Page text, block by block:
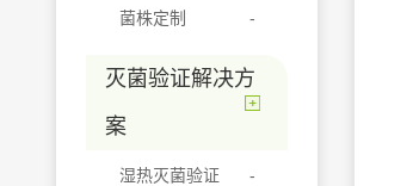
菌株定制
灭菌验证解决方
案
湿热灭菌验证